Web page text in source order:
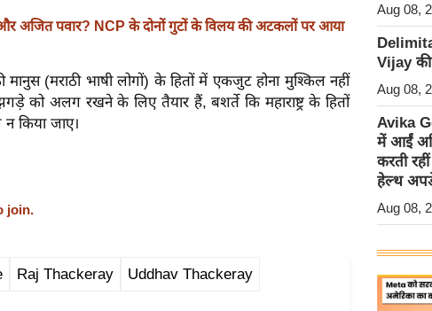
अजित पवार? NCP के दोनों गुटों के विलय की अटकलों पर आया
(मराठी भाषी लोगों) के हितों में एकजुट होना मुश्किल नहीं
को अलग रखने के लिए तैयार हैं, बशर्ते कि महाराष्ट्र के हितों
किया जाए।
join.
Raj Thackeray Uddhav Thackeray
Aug 08,
Vijay की
Aug 08,
Avika
में आईं
करती
हेल्थ
Aug 08,